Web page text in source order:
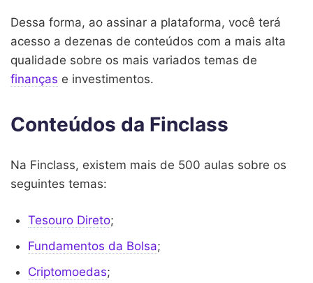
Dessa forma, ao assinar a plataforma, você terá
acesso a dezenas de conteúdos com a mais alta
qualidade sobre os mais variados temas de
finanças e investimentos.
Conteúdos da Finclass
Na Finclass, existem mais de 500 aulas sobre os
seguintes temas:
Tesouro Direto;
Fundamentos da Bolsa;
Criptomoedas;